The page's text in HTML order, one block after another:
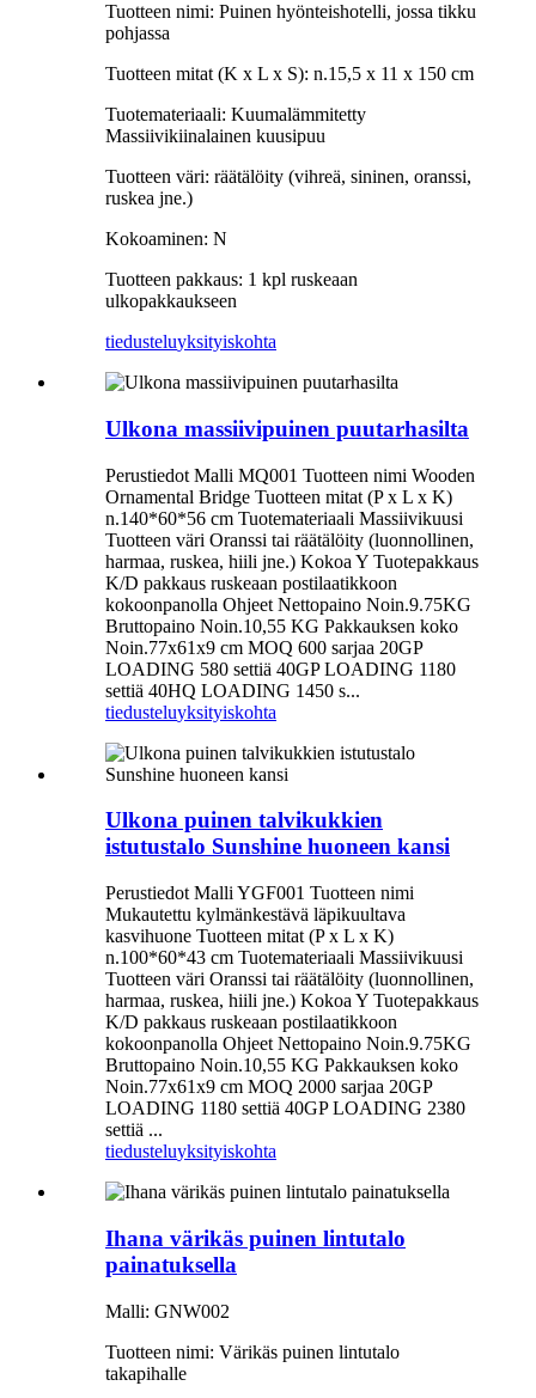
Tuotteen nimi: Puinen hyönteishotelli, jossa tikku
pohjassa
Tuotteen mitat (K x L x S): n.15,5 x 11 x 150 cm
Tuotemateriaali: Kuumalämmitetty
Massiivikiinalainen kuusipuu
Tuotteen väri: räätälöity (vihreä, sininen, oranssi,
ruskea jne.)
Kokoaminen: N
Tuotteen pakkaus: 1 kpl ruskeaan
ulkopakkaukseen
tiedusteluyksityiskohta
Ulkona massiivipuinen puutarhasilta
Perustiedot Malli MQ001 Tuotteen nimi Wooden
Ornamental Bridge Tuotteen mitat (P x L x K)
n.140*60*56 cm Tuotemateriaali Massiivikuusi
Tuotteen väri Oranssi tai räätälöity (luonnollinen,
harmaa, ruskea, hiili jne.) Kokoa Y Tuotepakkaus
K/D pakkaus ruskeaan postilaatikkoon
kokoonpanolla Ohjeet Nettopaino Noin.9.75KG
Bruttopaino Noin.10,55 KG Pakkauksen koko
Noin.77x61x9 cm MOQ 600 sarjaa 20GP
LOADING 580 settiä 40GP LOADING 1180
settiä 40HQ LOADING 1450 s...
tiedusteluyksityiskohta
Ulkona puinen talvikukkien
istutustalo Sunshine huoneen kansi
Perustiedot Malli YGF001 Tuotteen nimi
Mukautettu kylmänkestävä läpikuultava
kasvihuone Tuotteen mitat (P x L x K)
n.100*60*43 cm Tuotemateriaali Massiivikuusi
Tuotteen väri Oranssi tai räätälöity (luonnollinen,
harmaa, ruskea, hiili jne.) Kokoa Y Tuotepakkaus
K/D pakkaus ruskeaan postilaatikkoon
kokoonpanolla Ohjeet Nettopaino Noin.9.75KG
Bruttopaino Noin.10,55 KG Pakkauksen koko
Noin.77x61x9 cm MOQ 2000 sarjaa 20GP
LOADING 1180 settiä 40GP LOADING 2380
settiä ...
tiedusteluyksityiskohta
Ihana värikäs puinen lintutalo
painatuksella
Malli: GNW002
Tuotteen nimi: Värikäs puinen lintutalo
takapihalle